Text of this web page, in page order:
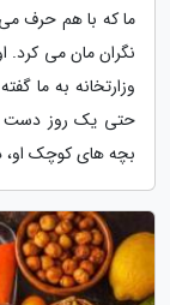
ما که با هم حرف
نگران مان می
وزارتخانه به ما
حتی یک روز دست
بچه های کوچک او،